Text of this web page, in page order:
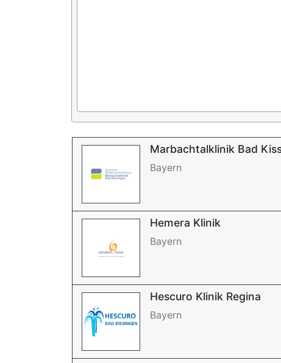
Marbachtalklinik Bad
Bayern
Hemera Klinik
Bayern
Hescuro Klinik Regina
Bayern